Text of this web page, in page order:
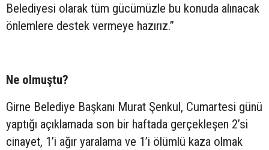
Belediyesi olarak tüm gücümüzle bu konuda alınacak
önlemlere destek vermeye hazırız.”
Ne olmuştu?
Girne Belediye Başkanı Murat Şenkul, Cumartesi günü
yaptığı açıklamada son bir haftada gerçekleşen 2’si
cinayet, 1’i ağır yaralama ve 1’i ölümlü kaza olmak